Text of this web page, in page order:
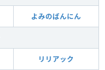
よみのばんにん
リリアック